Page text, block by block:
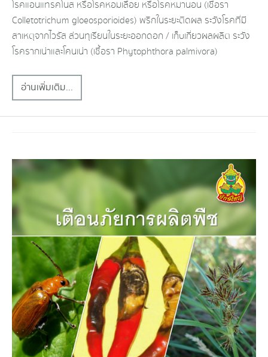
โรคแอนแทรคโนส หรือโรคหอมเลื้อย หรือโรคหมานอน (เชื้อรา
Colletotrichum gloeosporioides) พริกในระยะติดผล ระวังโรคที่มี
สาเหตุจากไวรัส ส่วนทุเรียนในระยะออกดอก / เก็บเกี่ยวผลผลิต ระวัง
โรครากเน่าและโคนเน่า (เชื้อรา Phytophthora palmivora)
อ่านเพิ่มเติม...